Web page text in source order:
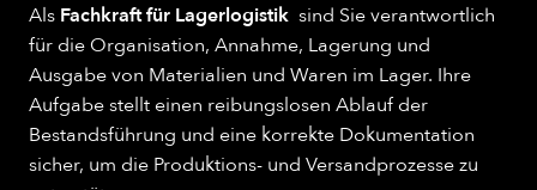
Als Fachkraft für Lagerlogistik sind Sie verantwortlich
für die Organisation, Annahme, Lagerung und
Ausgabe von Materialien und Waren im Lager. Ihre
Aufgabe stellt einen reibungslosen Ablauf der
Bestandsführung und eine korrekte Dokumentation
sicher, um die Produktions- und Versandprozesse zu